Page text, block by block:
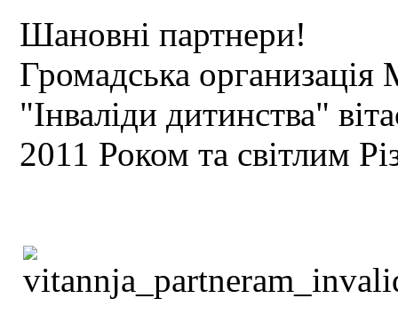
Шановні партнери!
Громадська организація
"Інваліди дитинства"
2011 Роком та світлим